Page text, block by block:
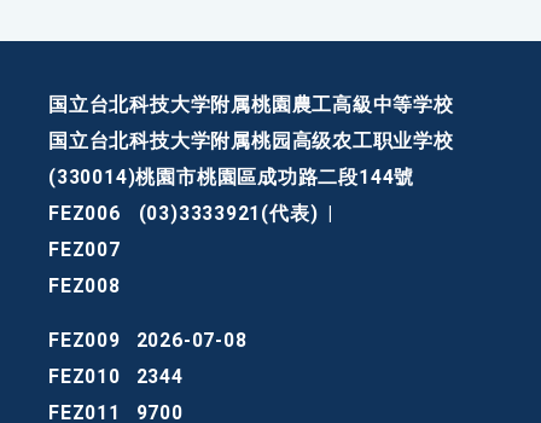
国立台北科技大学附属桃園農工高級中等学校
国立台北科技大学附属桃园高级农工职业学校
(330014)桃園市桃園區成功路二段144號
FEZ006
(03)3333921(代表)
FEZ007
FEZ008
FEZ009
2026-07-08
FEZ010
2344
FEZ011
9700